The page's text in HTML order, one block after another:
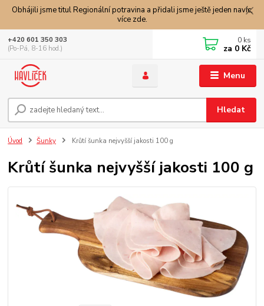
Obhájili jsme titul Regionální potravina a přidali jsme ještě jeden navíc,
více zde.
Menu
Hledat
+420 601 350 303
(Po-Pá, 8-16 hod.)
0 ks
za 0 Kč
Úvod Šunky Krůtí šunka nejvyšší jakosti 100 g
Krůtí šunka nejvyšší jakosti 100 g